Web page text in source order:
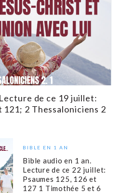
de ce 19 juillet:
121; 2 Thessaloniciens 2
BIBLE EN 1 AN
Bible audio en 1 an.
Lecture de ce 22 juillet:
Psaumes 125, 126 et
127 1 Timothée 5 et 6